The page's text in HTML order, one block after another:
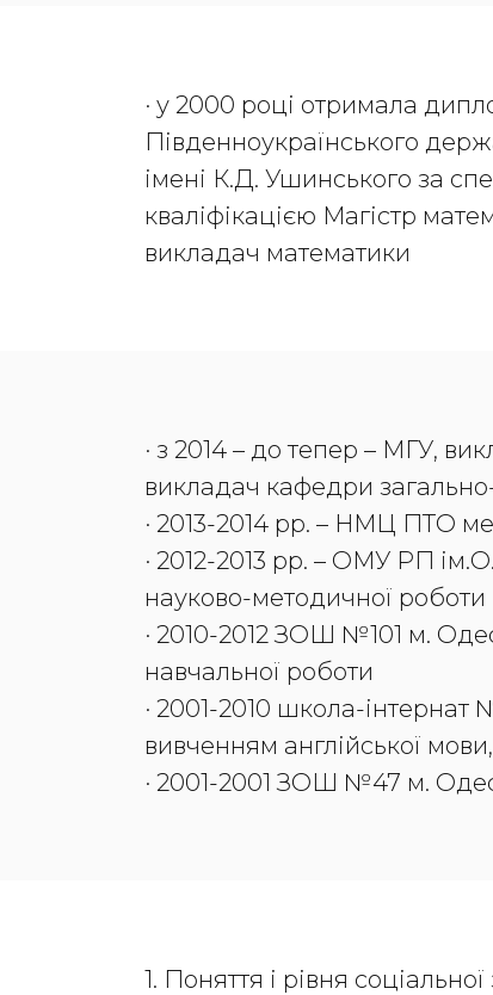
· у 2000 році отримала
Південноукраїнського
імені К.Д. Ушинського за
кваліфікацією Магістр
викладач математики
· з 2014 – до тепер – МГУ,
викладач кафедри
· 2013-2014 рр. – НМЦ ПТО
· 2012-2013 рр. – ОМУ РП
науково-методичної роботи
· 2010-2012 ЗОШ №101 м.
навчальної роботи
· 2001-2010 школа-
вивченням англійської
· 2001-2001 ЗОШ №47 м.
1. Поняття і рівня